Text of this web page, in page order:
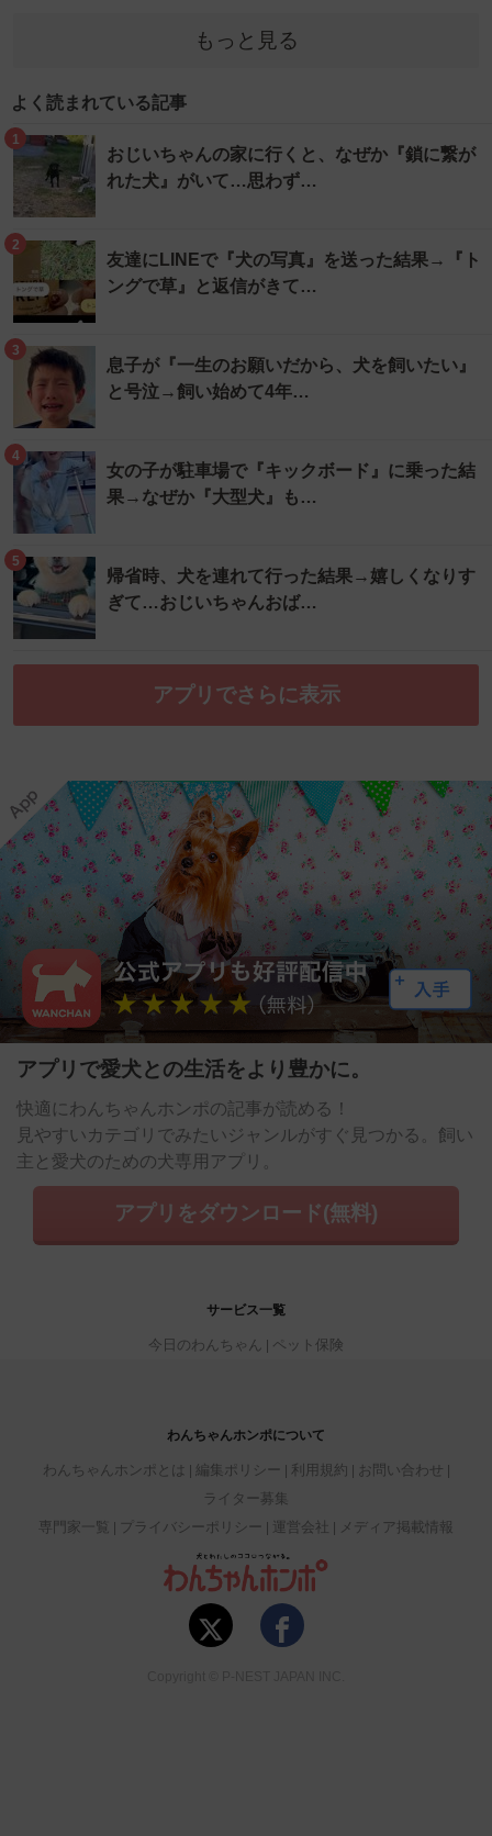
もっと見る
よく読まれている記事
1
おじいちゃんの家に行くと、なぜか『鎖に繋が
れた犬』がいて…思わず…
2
友達にLINEで『犬の写真』を送った結果→『ト
ングで草』と返信がきて…
3
息子が『一生のお願いだから、犬を飼いたい』
と号泣→飼い始めて4年…
4
女の子が駐車場で『キックボード』に乗った結
果→なぜか『大型犬』も…
5
帰省時、犬を連れて行った結果→嬉しくなりす
ぎて…おじいちゃんおば…
アプリでさらに表示
アプリで愛犬との生活をより豊かに。
快適にわんちゃんホンポの記事が読める！
見やすいカテゴリでみたいジャンルがすぐ見つかる。飼い
主と愛犬のための犬専用アプリ。
アプリをダウンロード(無料)
サービス一覧
今日のわんちゃん ペット保険
わんちゃんホンポについて
わんちゃんホンポとは 編集ポリシー 利用規約
お問い合わせ
ライター募集
専門家一覧
プライバシーポリシー 運営会社 メディア掲載情報